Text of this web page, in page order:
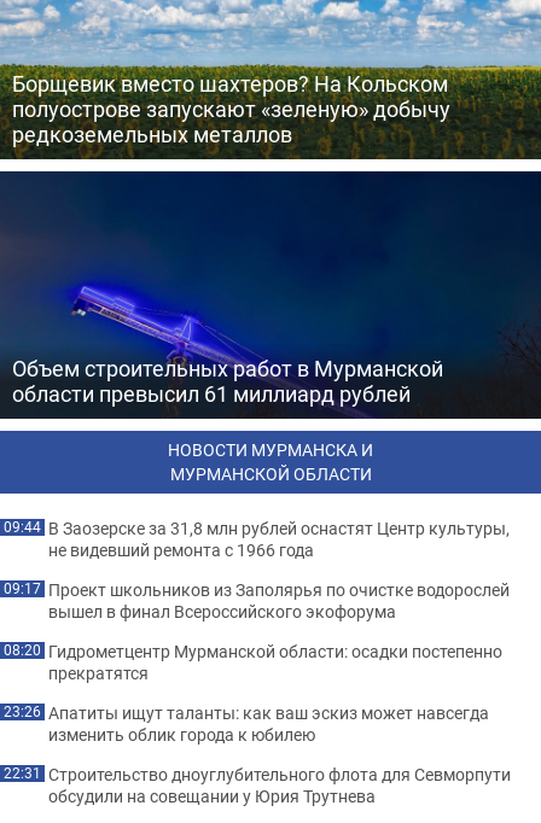
Борщевик вместо шахтеров? На Кольском
полуострове запускают «зеленую» добычу
редкоземельных металлов
Объем строительных работ в Мурманской
области превысил 61 миллиард рублей
НОВОСТИ МУРМАНСКА И
МУРМАНСКОЙ ОБЛАСТИ
09:44 В Заозерске за 31,8 млн рублей оснастят Центр культуры,
не видевший ремонта с 1966 года
09:17 Проект школьников из Заполярья по очистке водорослей
вышел в финал Всероссийского экофорума
08:20 Гидрометцентр Мурманской области: осадки постепенно
прекратятся
23:26 Апатиты ищут таланты: как ваш эскиз может навсегда
изменить облик города к юбилею
22:31 Строительство дноуглубительного флота для Севморпути
обсудили на совещании у Юрия Трутнева